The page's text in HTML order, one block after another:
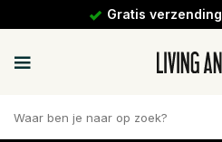
Gratis verzending